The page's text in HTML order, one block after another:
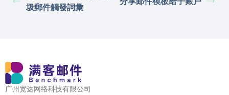
圾郵件觸發詞彙
广州宽达网络科技有限公司